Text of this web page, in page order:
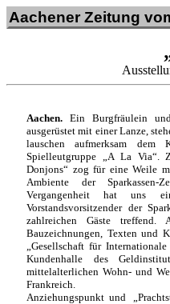
Aachener Zeitung
Aachen. Ein Burgfräulein
ausgerüstet mit einer Lanze,
lauschen aufmerksam dem
Spielleutgruppe „A La Via“.
Donjons“ zog für eine Weile
Ambiente der
Vergangenheit hat uns
Vorstandsvorsitzender der
zahlreichen Gäste
Bauzeichnungen, Texten und
„Gesellschaft für
Kundenhalle des
mittelalterlichen Wohn- und
Frankreich.
Anziehungspunkt und